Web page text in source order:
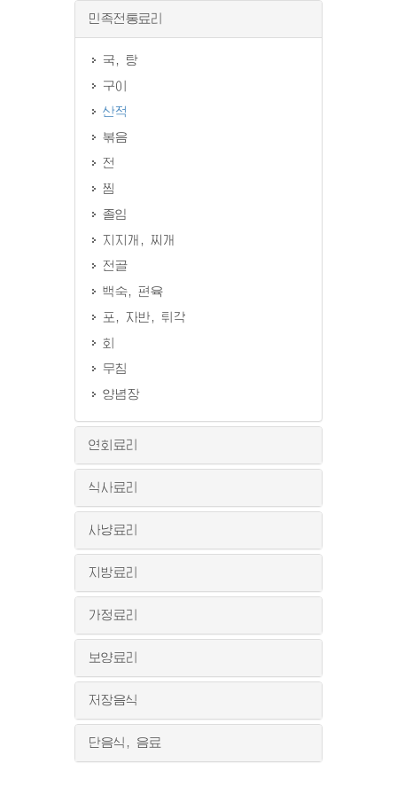
민족전통료리
국, 탕
구이
산적
볶음
전
찜
졸임
지지개, 찌개
전골
백숙, 편육
포, 자반, 튀각
회
무침
양념장
연회료리
식사료리
사냥료리
지방료리
가정료리
보양료리
저장음식
단음식, 음료